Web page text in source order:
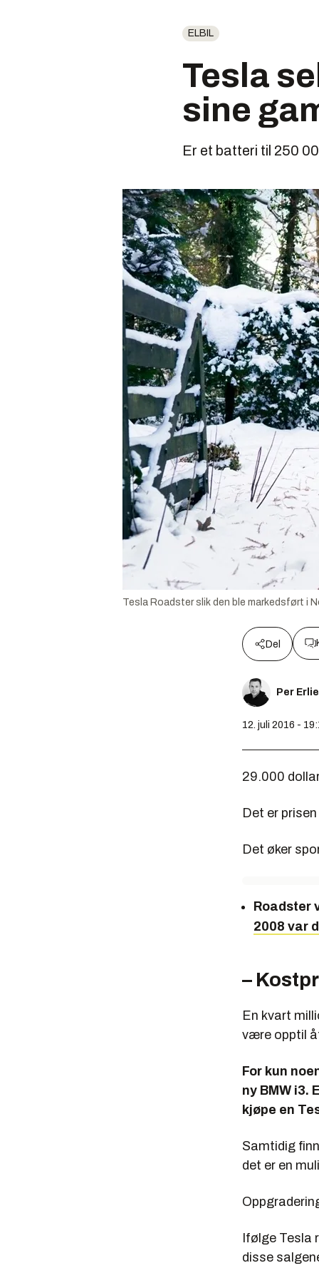
ELBIL
Tesla
sine
Er et batteri til 250
Tesla Roadster slik den ble markedsført i
Del
Per
12. juli 2016 -
29.000
Det er
Det øker
Roadster
2008 var
–
En kvart
være opptil
For kun
ny BMW i3.
kjøpe en
Samtidig
det er en
Ifølge Tesla
disse